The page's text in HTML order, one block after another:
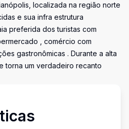
localizada na região norte
e sua infra estrutura
preferida dos turistas com
, comércio com
gastronômicas . Durante a alta
torna um verdadeiro recanto